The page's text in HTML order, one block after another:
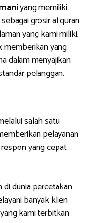
yang memiliki
grosir al quran
yang kami miliki,
yang
dalam menyajikan
pelanggan.
salah satu
pelayanan
yang cepat
di dunia percetakan
banyak klien
kami terbitkan